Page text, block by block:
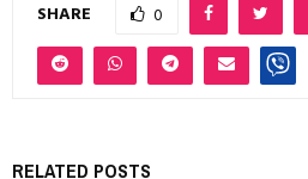
SHARE 0
RELATED POSTS